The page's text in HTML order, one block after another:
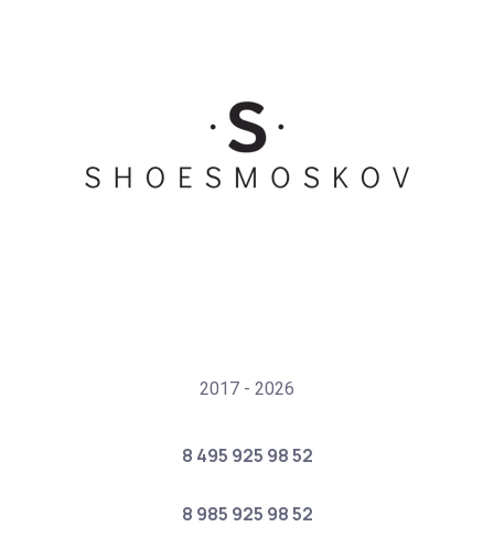
2017 - 2026
8 495 925 98 52
8 985 925 98 52